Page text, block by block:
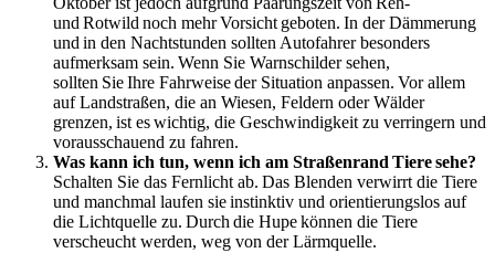
und Rotwild noch mehr Vorsicht geboten. In der Dämmerung
und in den Nachtstunden sollten Autofahrer besonders
aufmerksam sein. Wenn Sie Warnschilder sehen,
sollten Sie Ihre Fahrweise der Situation anpassen. Vor allem
auf Landstraßen, die an Wiesen, Feldern oder Wälder
grenzen, ist es wichtig, die Geschwindigkeit zu verringern und
vorausschauend zu fahren.
Was kann ich tun, wenn ich am Straßenrand Tiere sehe?
Schalten Sie das Fernlicht ab. Das Blenden verwirrt die Tiere
und manchmal laufen sie instinktiv und orientierungslos auf
die Lichtquelle zu. Durch die Hupe können die Tiere
verscheucht werden, weg von der Lärmquelle.